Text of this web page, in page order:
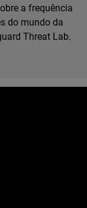
a frequência
do mundo da
Threat Lab.